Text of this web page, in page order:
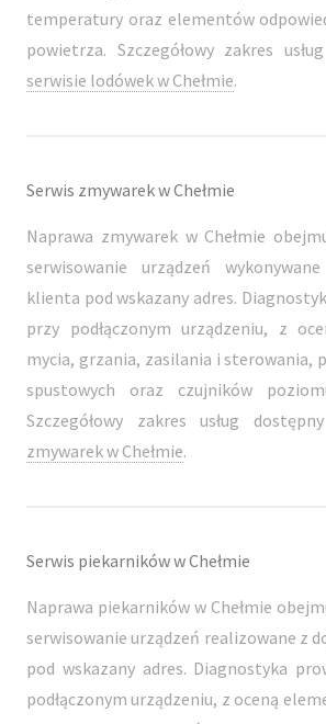
temperatury oraz elementów
powietrza. Szczegółowy zakres
serwisie lodówek w Chełmie.
Serwis zmywarek w Chełmie
Naprawa zmywarek w Chełmie
serwisowanie urządzeń
klienta pod wskazany adres.
przy podłączonym urządzeniu, z
mycia, grzania, zasilania i sterowania,
spustowych oraz czujników
Szczegółowy zakres usług
zmywarek w Chełmie.
Serwis piekarników w Chełmie
Naprawa piekarników w Chełmie
serwisowanie urządzeń realizowane z
pod wskazany adres. Diagnostyka
podłączonym urządzeniu, z oceną